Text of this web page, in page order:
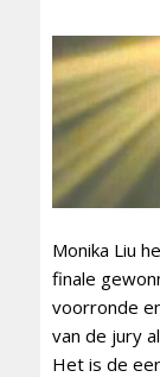
Monika Liu
finale
voorronde
van de jury
Het is de